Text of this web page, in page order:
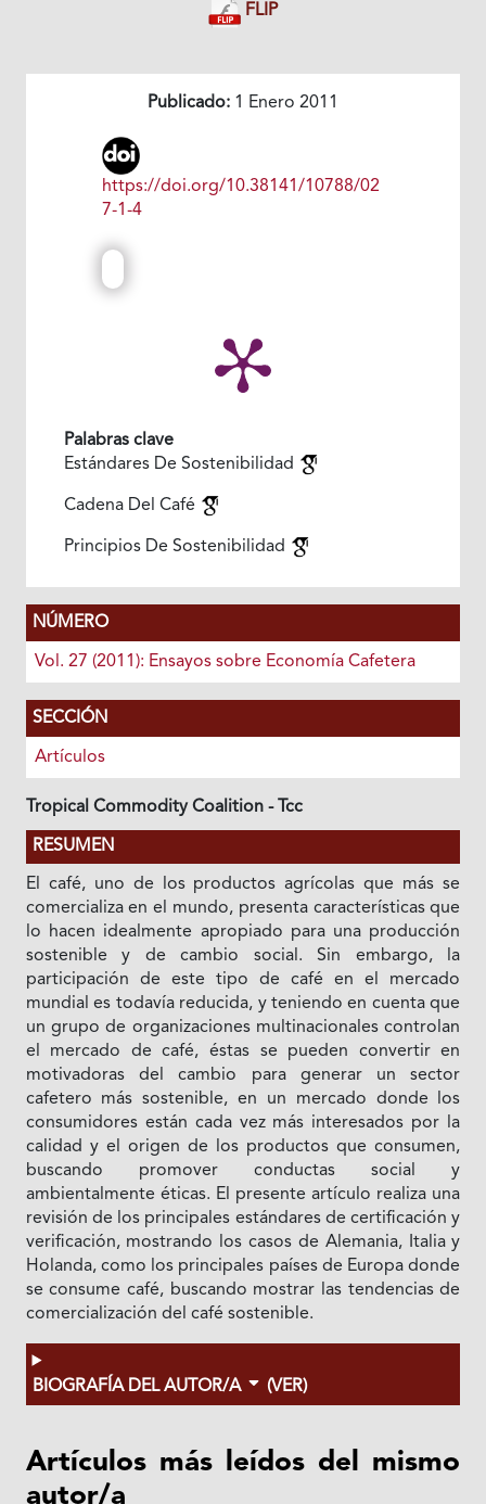
FLIP
Publicado: 1 Enero 2011
https://doi.org/10.38141/10788/02
7-1-4
Palabras clave
Estándares De Sostenibilidad
Cadena Del Café
Principios De Sostenibilidad
NÚMERO
Vol. 27 (2011): Ensayos sobre Economía Cafetera
SECCIÓN
Artículos
Tropical Commodity Coalition - Tcc
RESUMEN
El café, uno de los productos agrícolas que más se
comercializa en el mundo, presenta características que
lo hacen idealmente apropiado para una producción
sostenible y de cambio social. Sin embargo, la
participación de este tipo de café en el mercado
mundial es todavía reducida, y teniendo en cuenta que
un grupo de organizaciones multinacionales controlan
el mercado de café, éstas se pueden convertir en
motivadoras del cambio para generar un sector
cafetero más sostenible, en un mercado donde los
consumidores están cada vez más interesados por la
calidad y el origen de los productos que consumen,
buscando promover conductas social y
ambientalmente éticas. El presente artículo realiza una
revisión de los principales estándares de certificación y
verificación, mostrando los casos de Alemania, Italia y
Holanda, como los principales países de Europa donde
se consume café, buscando mostrar las tendencias de
comercialización del café sostenible.
BIOGRAFÍA DEL AUTOR/A (VER)
Artículos más leídos del mismo
autor/a